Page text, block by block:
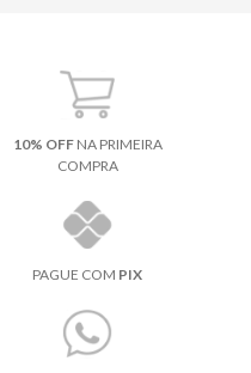
10% OFFNA PRIMEIRA
COMPRA
PAGUE COM PIX